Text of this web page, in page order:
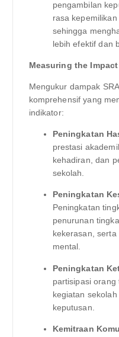
pengambilan
rasa
sehingga
lebih efektif dan
Measuring the
Mengukur dampak
komprehensif yang
indikator:
Peningkatan
prestasi
kehadiran, dan
sekolah.
Peningkatan
Peningkatan
penurunan
kekerasan,
mental.
Peningkatan
partisipasi
kegiatan
keputusan.
Kemitraan